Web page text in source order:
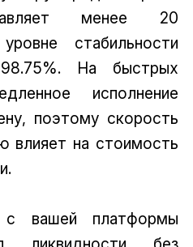
менее 20
стабильности
На быстрых
исполнение
поэтому скорость
влияет на стоимость
вашей платформы